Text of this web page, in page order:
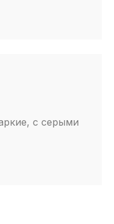
с серыми